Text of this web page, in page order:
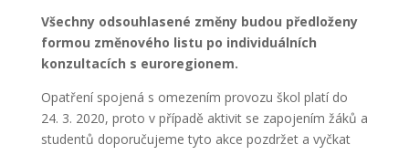
Všechny odsouhlasené změny budou předloženy
formou změnového listu po individuálních
konzultacích s euroregionem.
Opatření spojená s omezením provozu škol platí do
24. 3. 2020, proto v případě aktivit se zapojením žáků a
studentů doporučujeme tyto akce pozdržet a vyčkat